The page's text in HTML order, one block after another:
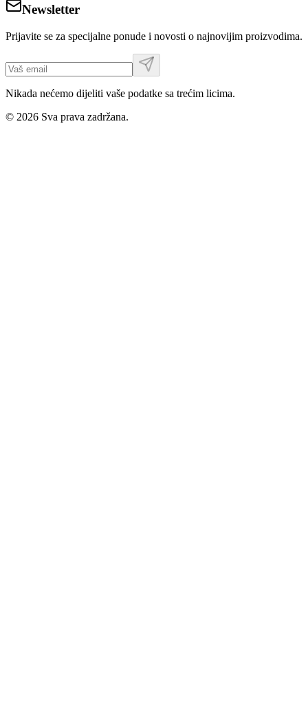
Newsletter
Prijavite se za specijalne ponude i novosti o najnovijim proizvodima.
Nikada nećemo dijeliti vaše podatke sa trećim licima.
© 2026 Sva prava zadržana.